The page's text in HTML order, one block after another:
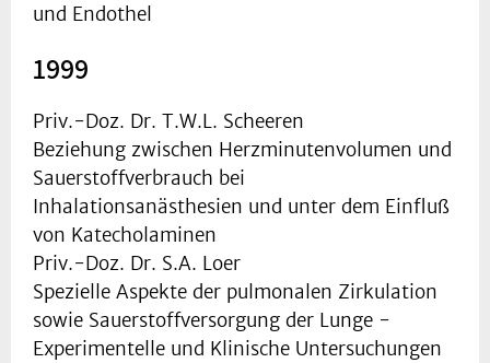
und Endothel
1999
Priv.-Doz. Dr. T.W.L. Scheeren
Beziehung zwischen Herzminutenvolumen und
Sauerstoffverbrauch bei
Inhalationsanästhesien und unter dem Einfluß
von Katecholaminen
Priv.-Doz. Dr. S.A. Loer
Spezielle Aspekte der pulmonalen Zirkulation
sowie Sauerstoffversorgung der Lunge -
Experimentelle und Klinische Untersuchungen